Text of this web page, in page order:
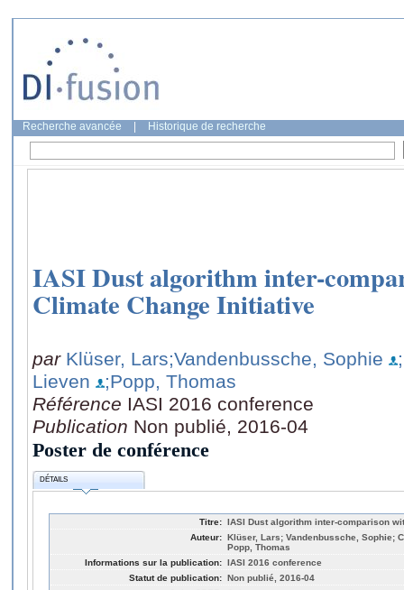
Recherche avancée Historique de recherche
IASI Dust algorithm inter-
Climate Change Initiative
par Klüser, Lars;Vandenbussche, Sophie
Lieven
;Popp, Thomas
Référence IASI 2016 conference
Publication Non publié, 2016-04
Poster de conférence
DÉTAILS
Titre: IASI Dust algorithm inter-comparison
Auteur: Klüser, Lars; Vandenbussche, Sophie;
Popp, Thomas
Informations sur la publication: IASI 2016 conference
Statut de publication: Non publié, 2016-04